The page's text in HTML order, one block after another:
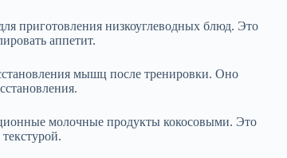
приготовления низкоуглеводных блюд. Это
аппетит.
мышц после тренировки. Оно
молочные продукты кокосовыми. Это